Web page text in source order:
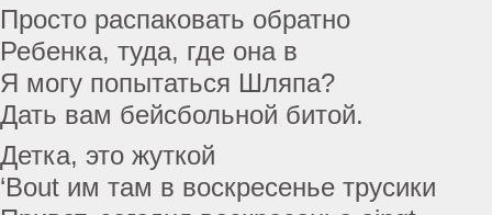
Просто распаковать обратно
Ребенка, туда, где она в
Я могу попытаться Шляпа?
Дать вам бейсбольной битой.
Детка, это жуткой
‘Bout им там в воскресенье трусики